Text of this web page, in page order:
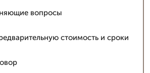
вопросы
стоимость и сроки